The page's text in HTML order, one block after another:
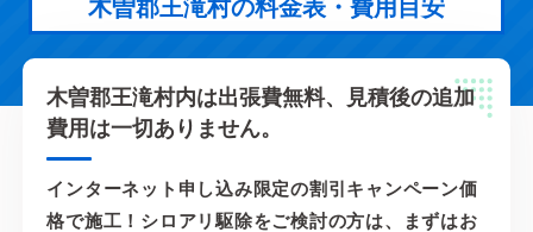
木曽郡王滝村の料金表・費用目安
木曽郡王滝村内は出張費無料、見積後の追加
費用は一切ありません。
インターネット申し込み限定の割引キャンペーン価
格で施工！シロアリ駆除をご検討の方は、まずはお